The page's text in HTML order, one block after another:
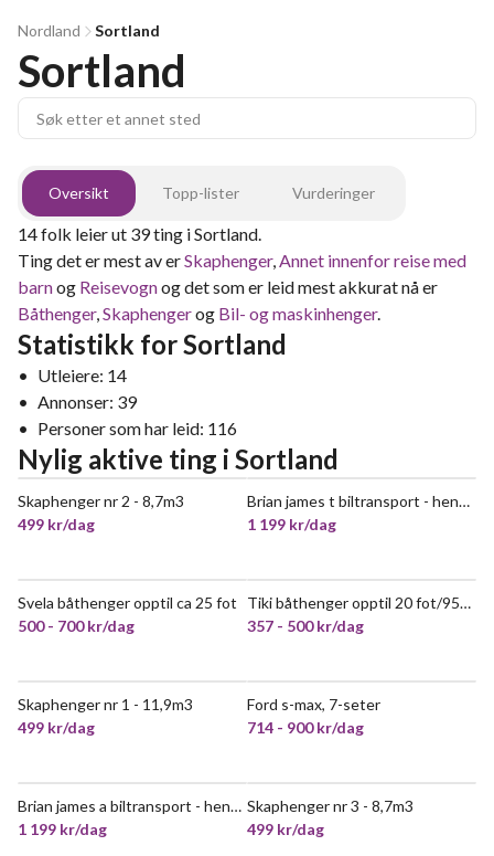
Nordland Sortland
Sortland
Oversikt Topp-lister Vurderinger
14folk leier ut 39ting iSortland.
Ting det er mest av erSkaphenger,Annet innenfor reise med
barnog Reisevognog det som er leid mest akkurat nå er
Båthenger,Skaphengerog Bil- og maskinhenger.
Statistikk forSortland
• Utleiere: 14
• Annonser: 39
• Personer som har leid: 116
Nylig aktive ting i Sortland
POPULÆR
Skaphenger nr 2 - 8,7m3
499 kr/dag
POPULÆR
Brian james t biltransport - henger 7
1 199 kr/dag
POPULÆR
Svela båthenger opptil ca 25 fot
500 - 700 kr/dag
Tiki båthenger opptil 20 fot/950 kg
357 - 500 kr/dag
VELDIG POPULÆR
Skaphenger nr 1 - 11,9m3
499 kr/dag
Ford s-max, 7-seter
714 - 900 kr/dag
POPULÆR
Brian james a biltransport - henger 6
1 199 kr/dag
VELDIG POPULÆR
Skaphenger nr 3 - 8,7m3
499 kr/dag